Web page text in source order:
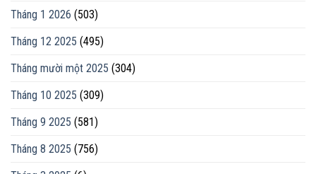
Tháng 1 2026 (503)
Tháng 12 2025 (495)
Tháng mười một 2025 (304)
Tháng 10 2025 (309)
Tháng 9 2025 (581)
Tháng 8 2025 (756)